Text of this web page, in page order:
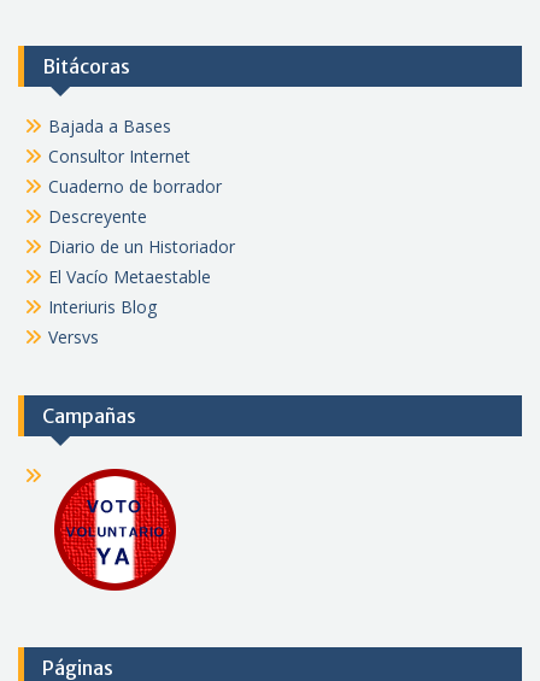
Bitácoras
Bajada a Bases
Consultor Internet
Cuaderno de borrador
Descreyente
Diario de un Historiador
El Vacío Metaestable
Interiuris Blog
Versvs
Campañas
Páginas